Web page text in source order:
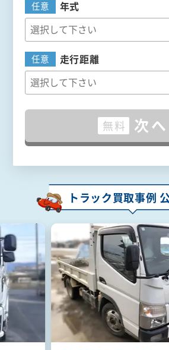
任意 年式
任意 走行距離
無料 次へ
トラック買取事例